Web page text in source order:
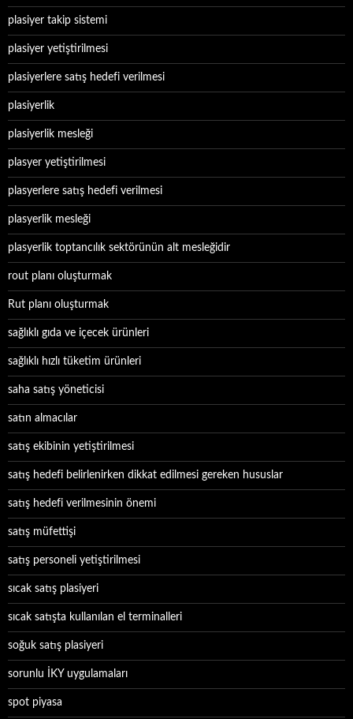
plasiyer takip sistemi
plasiyer yetiştirilmesi
plasiyerlere satış hedefi verilmesi
plasiyerlik
plasiyerlik mesleği
plasyer yetiştirilmesi
plasyerlere satış hedefi verilmesi
plasyerlik mesleği
plasyerlik toptancılık sektörünün alt mesleğidir
rout planı oluşturmak
Rut planı oluşturmak
sağlıklı gıda ve içecek ürünleri
sağlıklı hızlı tüketim ürünleri
saha satış yöneticisi
satın almacılar
satış ekibinin yetiştirilmesi
satış hedefi belirlenirken dikkat edilmesi gereken hususlar
satış hedefi verilmesinin önemi
satış müfettişi
satış personeli yetiştirilmesi
sıcak satış plasiyeri
sıcak satışta kullanılan el terminalleri
soğuk satış plasiyeri
sorunlu İKY uygulamaları
spot piyasa